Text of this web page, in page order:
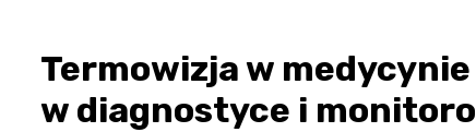
Termowizja w
w diagnostyce i